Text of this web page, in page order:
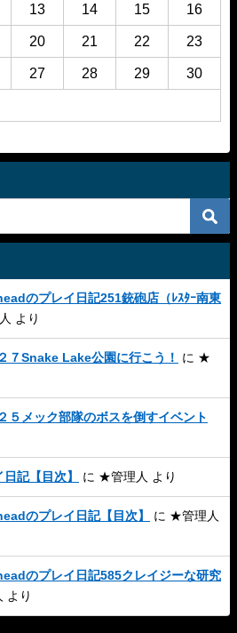
13 14 15 16
20 21 22 23
27 28 29 30
のプレイ日記251銃砲店（ﾚｽﾀｰ南東
より
７Snake Lake公園に行こう！ に ★
５メック部隊のボスを倒すイベント
記【目次】 に ★管理人 より
のプレイ日記【目次】 に ★管理人
のプレイ日記585クレイジーな研究
より